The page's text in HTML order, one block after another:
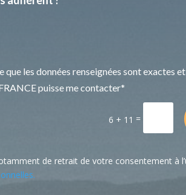
que les données renseignées sont exactes
puisse me contacter*
6 + 11 =
de retrait de votre consentement à